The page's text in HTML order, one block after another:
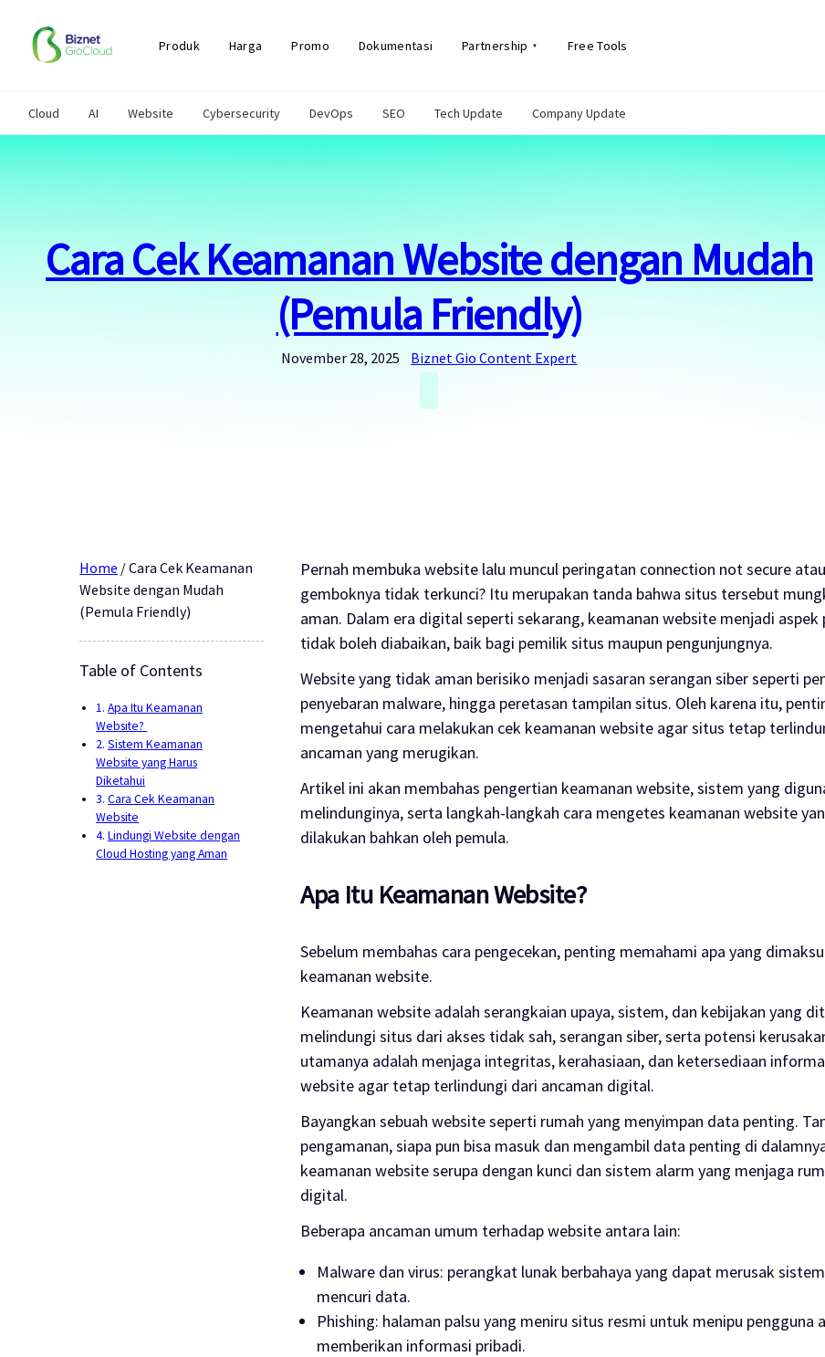
Cloud AI Website Cybersecurity DevOps SEO Tech Update Company Update
Produk Harga Promo Dokumentasi Partnership Free Tools
content
Cara Cek Keamanan Website dengan Mudah
(Pemula Friendly)
November 28, 2025 Biznet Gio Content Expert
Home /Cara Cek Keamanan
Website dengan Mudah
(Pemula Friendly)
Table of Contents
Apa Itu Keamanan
Website?
Sistem Keamanan
Website yang Harus
Diketahui
Cara Cek Keamanan
Website
Lindungi Website dengan
Cloud Hosting yang Aman
Pernah membuka website lalu muncul peringatan connection not secure
gemboknya tidak terkunci? Itu merupakan tanda bahwa situs tersebut
aman. Dalam era digital seperti sekarang, keamanan website menjadi aspek
tidak boleh diabaikan, baik bagi pemilik situs maupun pengunjungnya.
Website yang tidak aman berisiko menjadi sasaran serangan siber seperti
penyebaran malware, hingga peretasan tampilan situs. Oleh karena itu,
mengetahui cara melakukan cek keamanan website agar situs tetap
ancaman yang merugikan.
Artikel ini akan membahas pengertian keamanan website, sistem yang
melindunginya, serta langkah-langkah cara mengetes keamanan website
dilakukan bahkan oleh pemula.
Apa Itu Keamanan Website?
Sebelum membahas cara pengecekan, penting memahami apa yang
keamanan website.
Keamanan website adalah serangkaian upaya, sistem, dan kebijakan yang
melindungi situs dari akses tidak sah, serangan siber, serta potensi
utamanya adalah menjaga integritas, kerahasiaan, dan ketersediaan
website agar tetap terlindungi dari ancaman digital.
Bayangkan sebuah website seperti rumah yang menyimpan data penting.
pengamanan, siapa pun bisa masuk dan mengambil data penting di
keamanan website serupa dengan kunci dan sistem alarm yang menjaga
digital.
Beberapa ancaman umum terhadap website antara lain:
Malware dan virus: perangkat lunak berbahaya yang dapat merusak
mencuri data.
Phishing: halaman palsu yang meniru situs resmi untuk menipu pengguna
memberikan informasi pribadi.